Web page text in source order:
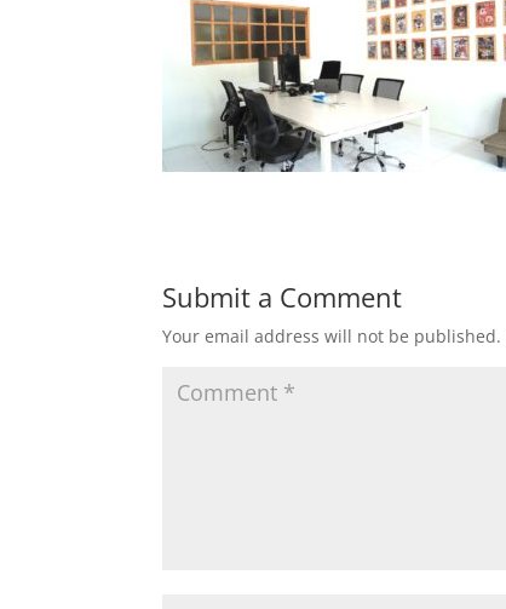
Submit a Comment
Your email address will not be published.